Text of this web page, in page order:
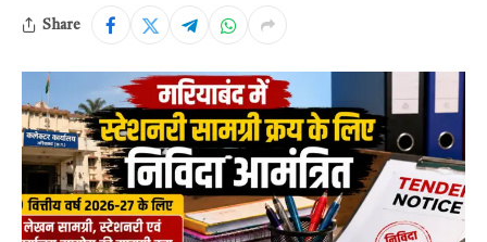
Share